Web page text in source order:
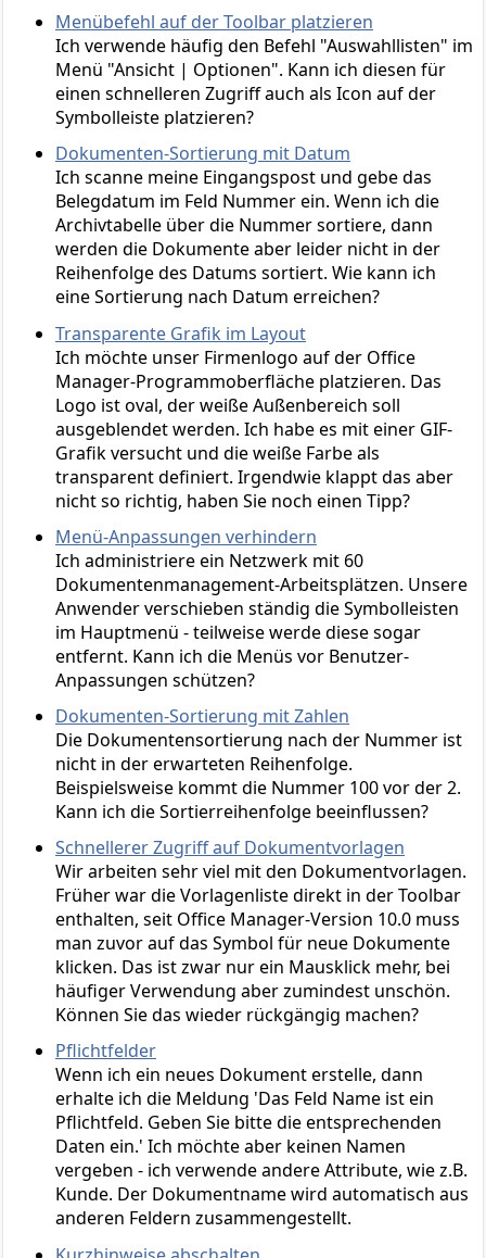
Menübefehl auf der Toolbar platzieren
Ich verwende häufig den Befehl "Auswahllisten" im
Menü "Ansicht | Optionen". Kann ich diesen für
einen schnelleren Zugriff auch als Icon auf der
Symbolleiste platzieren?
Dokumenten-Sortierung mit Datum
Ich scanne meine Eingangspost und gebe das
Belegdatum im Feld Nummer ein. Wenn ich die
Archivtabelle über die Nummer sortiere, dann
werden die Dokumente aber leider nicht in der
Reihenfolge des Datums sortiert. Wie kann ich
eine Sortierung nach Datum erreichen?
Transparente Grafik im Layout
Ich möchte unser Firmenlogo auf der Office
Manager-Programmoberfläche platzieren. Das
Logo ist oval, der weiße Außenbereich soll
ausgeblendet werden. Ich habe es mit einer GIF-
Grafik versucht und die weiße Farbe als
transparent definiert. Irgendwie klappt das aber
nicht so richtig, haben Sie noch einen Tipp?
Menü-Anpassungen verhindern
Ich administriere ein Netzwerk mit 60
Dokumentenmanagement-Arbeitsplätzen. Unsere
Anwender verschieben ständig die Symbolleisten
im Hauptmenü - teilweise werde diese sogar
entfernt. Kann ich die Menüs vor Benutzer-
Anpassungen schützen?
Dokumenten-Sortierung mit Zahlen
Die Dokumentensortierung nach der Nummer ist
nicht in der erwarteten Reihenfolge.
Beispielsweise kommt die Nummer 100 vor der 2.
Kann ich die Sortierreihenfolge beeinflussen?
Schnellerer Zugriff auf Dokumentvorlagen
Wir arbeiten sehr viel mit den Dokumentvorlagen.
Früher war die Vorlagenliste direkt in der Toolbar
enthalten, seit Office Manager-Version 10.0 muss
man zuvor auf das Symbol für neue Dokumente
klicken. Das ist zwar nur ein Mausklick mehr, bei
häufiger Verwendung aber zumindest unschön.
Können Sie das wieder rückgängig machen?
Pflichtfelder
Wenn ich ein neues Dokument erstelle, dann
erhalte ich die Meldung 'Das Feld Name ist ein
Pflichtfeld. Geben Sie bitte die entsprechenden
Daten ein.' Ich möchte aber keinen Namen
vergeben - ich verwende andere Attribute, wie z.B.
Kunde. Der Dokumentname wird automatisch aus
anderen Feldern zusammengestellt.